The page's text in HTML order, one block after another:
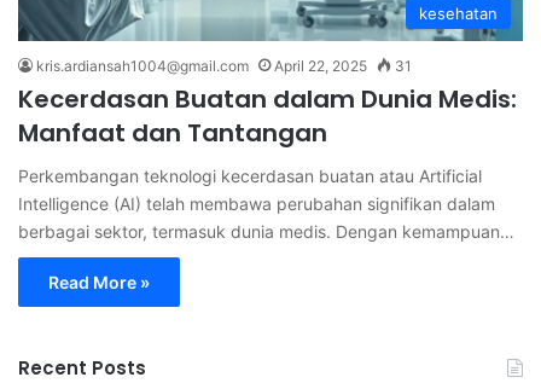
kesehatan
kris.ardiansah1004@gmail.com April 22, 2025 31
Kecerdasan Buatan dalam Dunia Medis:
Manfaat dan Tantangan
Perkembangan teknologi kecerdasan buatan atau Artificial
Intelligence (AI) telah membawa perubahan signifikan dalam
berbagai sektor, termasuk dunia medis. Dengan kemampuan…
Read More »
Recent Posts